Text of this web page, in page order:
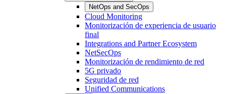
NetOps and SecOps
Cloud Monitoring
Monitorización de experiencia de usuario
final
Integrations and Partner Ecosystem
NetSecOps
Monitorización de rendimiento de red
5G privado
Seguridad de red
Unified Communications